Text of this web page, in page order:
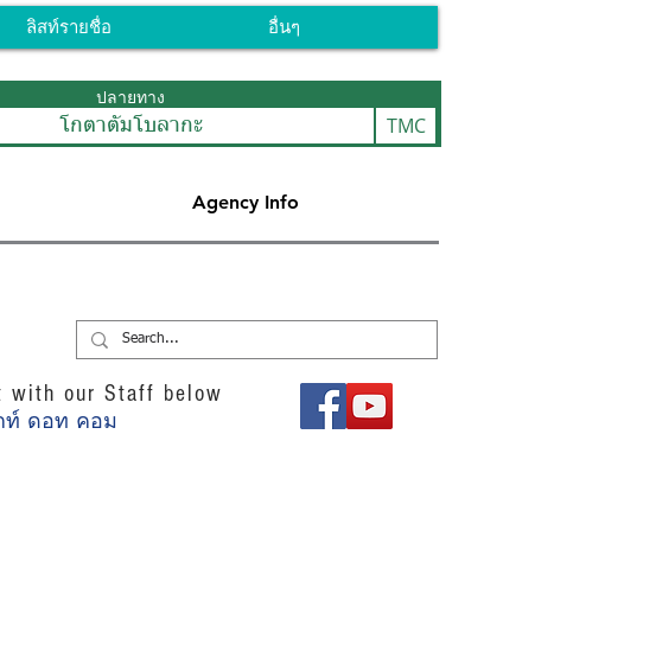
ลิสท์รายชื่อ อื่นๆ
ปลายทาง
TMC
โกตาตัมโบลากะ
Agency Info
with our Staff below
ท์ ดอท คอม